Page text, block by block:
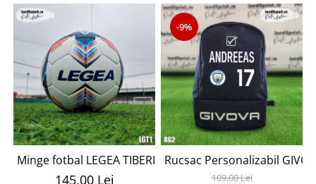
Minge fotbal LEGEA TIBERIO LGT1
145,00 Lei
-9%
Rucsac Personalizabil
109,00 Lei